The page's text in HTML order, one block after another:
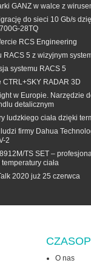
GANZ w walce z
do sieci 10 Gb/s
RCS Engineering
RACS 5 z wizyjnym
systemu RACS 5
CTRL+SKY RADAR 3D
w Europie. Narzędzie
detalicznym
ludzkiego ciała dzięki
firmy Dahua
2
TS SET –
ciała
2020 już 25 czerwca
O nas